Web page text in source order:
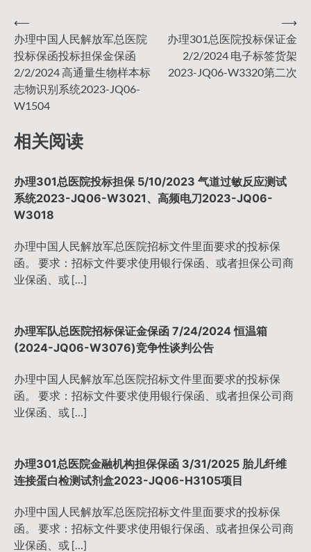
文
章
导
航
⟵
办理中国人民解放军总医院
投标保函投标担保金保函
2/2/2024 高通量生物样本标
志物识别系统2023-JQ06-
W1504
办理301总医院投标保证金
2/2/2024 电子标签货架
2023-JQ06-W3320第二次
⟶
相关阅读
办理301总医院投标担保 5/10/2023 气道过敏反应测试
系统2023-JQ06-W3021、高频电刀2023-JQ06-
W3018
办理中国人民解放军总医院招标文件里面要求的投标保
函。 要求：招标文件要求使用银行保函、或者担保公司商
业保函、或 […]
办理军队总医院招标保证金保函 7/24/2024 恒温箱
(2024-JQ06-W3076)竞争性谈判公告
办理中国人民解放军总医院招标文件里面要求的投标保
函。 要求：招标文件要求使用银行保函、或者担保公司商
业保函、或 […]
办理301总医院金融机构担保保函 3/31/2025 胎儿纤维
连接蛋白检测试剂盒2023-JQ06-H3105项目
办理中国人民解放军总医院招标文件里面要求的投标保
函。 要求：招标文件要求使用银行保函、或者担保公司商
业保函、或 […]